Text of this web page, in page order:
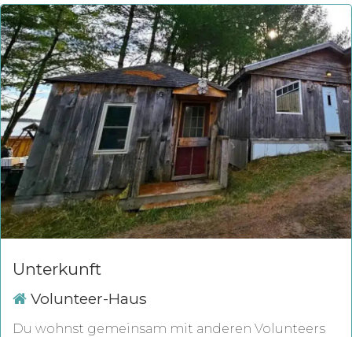
Unterkunft
Volunteer-Haus
Du wohnst gemeinsam mit anderen Volunteers